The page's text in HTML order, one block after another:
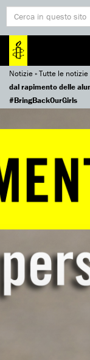
Notizie»Tutte le notizie
dal rapimento delle
#BringBackOurGirls